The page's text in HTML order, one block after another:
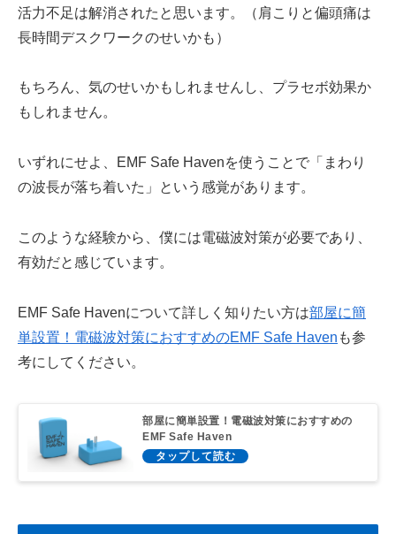
活力不足は解消されたと思います。（肩こりと偏頭痛は
長時間デスクワークのせいかも）
もちろん、気のせいかもしれませんし、プラセボ効果か
もしれません。
いずれにせよ、EMF Safe Havenを使うことで「まわり
の波長が落ち着いた」という感覚があります。
このような経験から、僕には電磁波対策が必要であり、
有効だと感じています。
EMF Safe Havenについて詳しく知りたい方は部屋に簡
単設置！電磁波対策におすすめのEMF Safe Haven も参
考にしてください。
部屋に簡単設置！電磁波対策におすすめの
EMF Safe Haven